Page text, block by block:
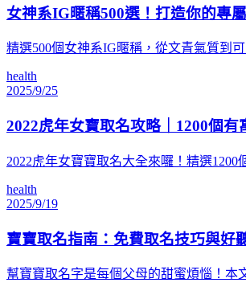
女神系IG暱稱500選！打造你的專
精選500個女神系IG暱稱，從文青氣質到
health
2025/9/25
2022虎年女寶取名攻略｜1200個有
2022虎年女寶寶取名大全來囉！精選
health
2025/9/19
寶寶取名指南：免費取名技巧與好
幫寶寶取名字是每個父母的甜蜜煩惱！本